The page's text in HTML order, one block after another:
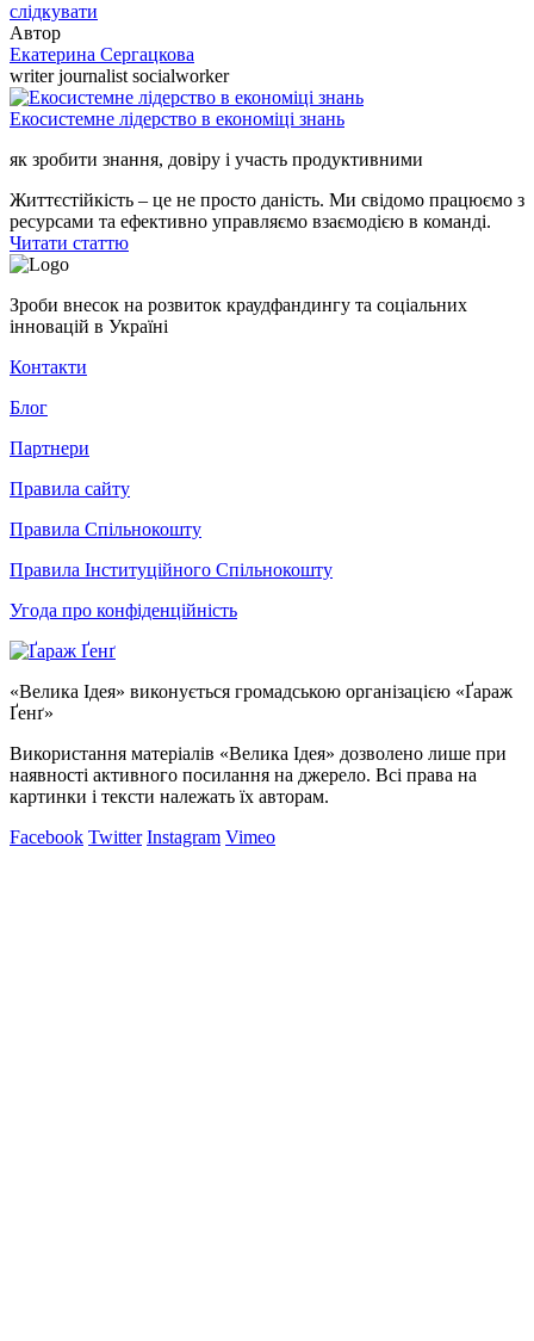
слідкувати
Автор
Екатерина Сергацкова
writer journalist socialworker
Екосистемне лідерство в економіці знань
як зробити знання, довіру і участь продуктивними
Життєстійкість – це не просто даність. Ми свідомо працюємо з
ресурсами та ефективно управляємо взаємодією в команді.
Читати статтю
Зроби внесок на розвиток краудфандингу та соціальних
інновацій в Україні
Контакти
Блог
Партнери
Правила сайту
Правила Спільнокошту
Правила Інституційного Спільнокошту
Угода про конфіденційність
«Велика Ідея» виконується громадською організацією «Ґараж
Ґенґ»
Використання матеріалів «Велика Ідея» дозволено лише при
наявності активного посилання на джерело. Всі права на
картинки і тексти належать їх авторам.
Facebook Twitter Instagram Vimeo